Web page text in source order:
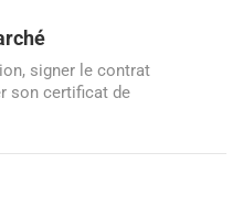
signer le contrat
son certificat de